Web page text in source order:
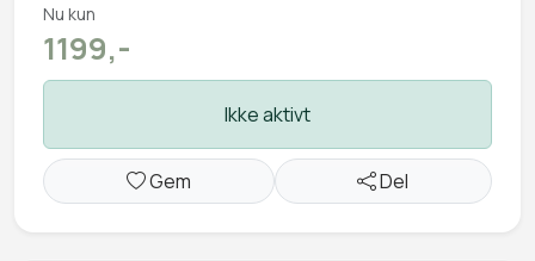
Nu kun
1199,-
Ikke aktivt
Gem Del